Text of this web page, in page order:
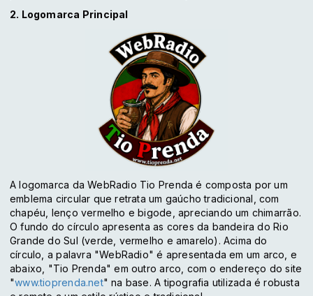
2. Logomarca Principal
A logomarca da WebRadio Tio Prenda é composta por um
emblema circular que retrata um gaúcho tradicional, com
chapéu, lenço vermelho e bigode, apreciando um chimarrão.
O fundo do círculo apresenta as cores da bandeira do Rio
Grande do Sul (verde, vermelho e amarelo). Acima do
círculo, a palavra "WebRadio" é apresentada em um arco, e
abaixo, "Tio Prenda" em outro arco, com o endereço do site
"www.tioprenda.net" na base. A tipografia utilizada é robusta